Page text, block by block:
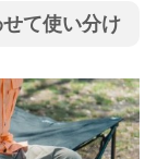
て使い分け